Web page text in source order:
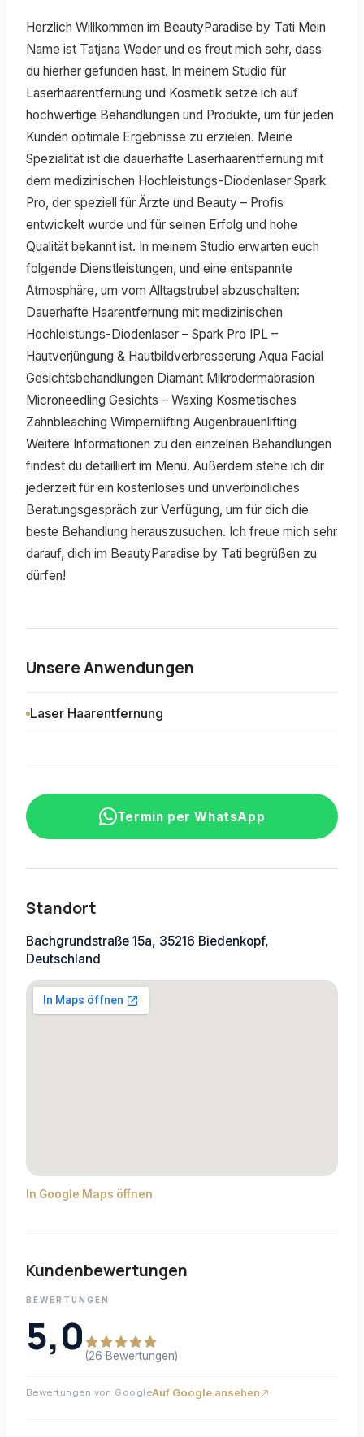
Herzlich Willkommen im BeautyParadise by Tati Mein
Name ist Tatjana Weder und es freut mich sehr, dass
du hierher gefunden hast. In meinem Studio für
Laserhaarentfernung und Kosmetik setze ich auf
hochwertige Behandlungen und Produkte, um für jeden
Kunden optimale Ergebnisse zu erzielen. Meine
Spezialität ist die dauerhafte Laserhaarentfernung mit
dem medizinischen Hochleistungs-Diodenlaser Spark
Pro, der speziell für Ärzte und Beauty – Profis
entwickelt wurde und für seinen Erfolg und hohe
Qualität bekannt ist. In meinem Studio erwarten euch
folgende Dienstleistungen, und eine entspannte
Atmosphäre, um vom Alltagstrubel abzuschalten:
Dauerhafte Haarentfernung mit medizinischen
Hochleistungs-Diodenlaser – Spark Pro IPL –
Hautverjüngung & Hautbildverbresserung Aqua Facial
Gesichtsbehandlungen Diamant Mikrodermabrasion
Microneedling Gesichts – Waxing Kosmetisches
Zahnbleaching Wimpernlifting Augenbrauenlifting
Weitere Informationen zu den einzelnen Behandlungen
findest du detailliert im Menü. Außerdem stehe ich dir
jederzeit für ein kostenloses und unverbindliches
Beratungsgespräch zur Verfügung, um für dich die
beste Behandlung herauszusuchen. Ich freue mich sehr
darauf, dich im BeautyParadise by Tati begrüßen zu
dürfen!
Unsere Anwendungen
Laser Haarentfernung
Termin per WhatsApp
Standort
Bachgrundstraße 15a, 35216 Biedenkopf,
Deutschland
In Google Maps öffnen
Kundenbewertungen
BEWERTUNGEN
5,0 (26 Bewertungen)
Bewertungen von GoogleAuf Google ansehen